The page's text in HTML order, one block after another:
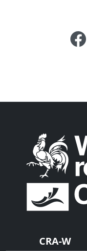
CRA-W